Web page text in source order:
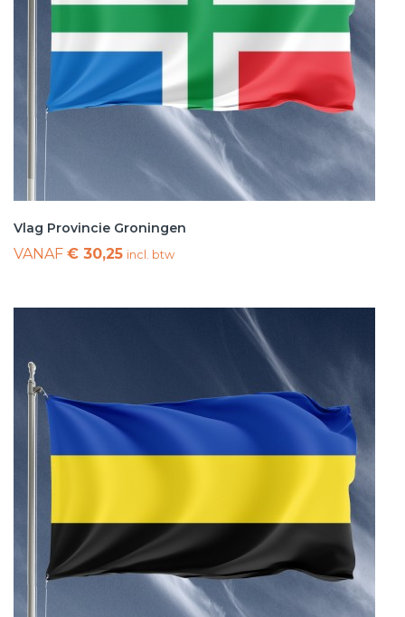
Vlag Provincie Groningen
VANAF € 30,25 incl. btw